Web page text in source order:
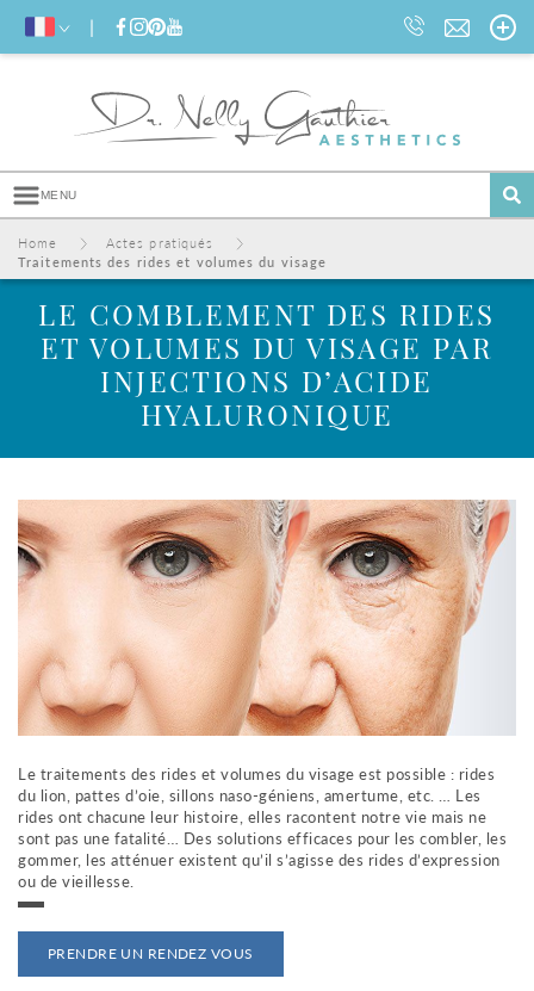
MENU
Home I Actes pratiqués
I
Traitements des rides et volumes du visage
A
LE COMBLEMENT DES RIDES
ET VOLUMES DU VISAGE PAR
INJECTIONS D’ACIDE
HYALURONIQUE
Le traitements des rides et volumes du visage est possible : rides
du lion, pattes d’oie, sillons naso-géniens, amertume, etc. … Les
rides ont chacune leur histoire, elles racontent notre vie mais ne
sont pas une fatalité… Des solutions efficaces pour les combler, les
gommer, les atténuer existent qu’il s’agisse des rides d’expression
ou de vieillesse.
PRENDRE UN RENDEZ VOUS